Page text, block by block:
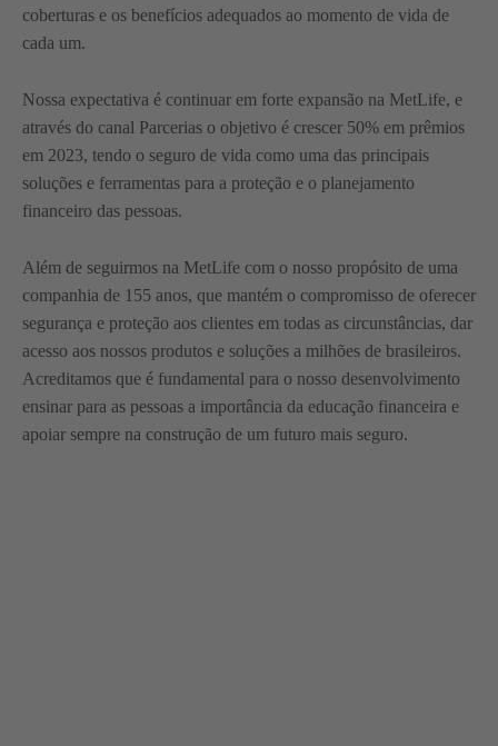
coberturas e os benefícios adequados ao momento de vida de
cada um.
Nossa expectativa é continuar em forte expansão na MetLife, e
através do canal Parcerias o objetivo é crescer 50% em prêmios
em 2023, tendo o seguro de vida como uma das principais
soluções e ferramentas para a proteção e o planejamento
financeiro das pessoas.
Além de seguirmos na MetLife com o nosso propósito de uma
companhia de 155 anos, que mantém o compromisso de oferecer
segurança e proteção aos clientes em todas as circunstâncias, dar
acesso aos nossos produtos e soluções a milhões de brasileiros.
Acreditamos que é fundamental para o nosso desenvolvimento
ensinar para as pessoas a importância da educação financeira e
apoiar sempre na construção de um futuro mais seguro.